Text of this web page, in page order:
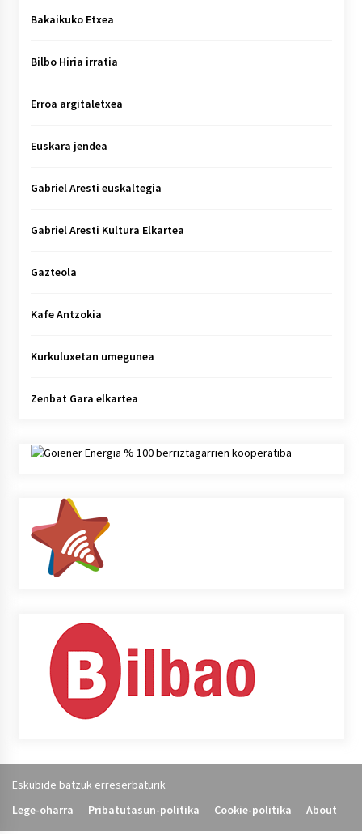
Bakaikuko Etxea
Bilbo Hiria irratia
Erroa argitaletxea
Euskara jendea
Gabriel Aresti euskaltegia
Gabriel Aresti Kultura Elkartea
Gazteola
Kafe Antzokia
Kurkuluxetan umegunea
Zenbat Gara elkartea
Eskubide batzuk erreserbaturik
Lege-oharra
Pribatutasun-politika Cookie-politika About